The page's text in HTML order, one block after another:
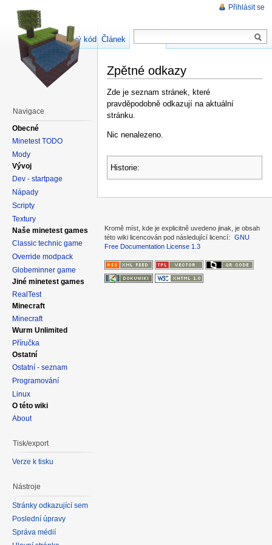
Zpětné odkazy
Zde je seznam stránek, které
pravděpodobně odkazují na aktuální
stránku.
Nic nenalezeno.
Historie:
Přihlásit se
Článek
Zdrojový kód stránky
Navigace
Obecné
Minetest TODO
Mody
Vývoj
Dev - startpage
Nápady
Scripty
Textury
Naše minetest games
Classic technic game
Override modpack
Globeminner game
Jiné minetest games
RealTest
Minecraft
Minecraft
Wurm Unlimited
Příručka
Ostatní
Ostatní - seznam
Programování
Linux
O této wiki
About
Tisk/export
Verze k tisku
Nástroje
Stránky odkazující sem
Poslední úpravy
Správa médií
Kromě míst, kde je explicitně uvedeno jinak, je obsah
této wiki licencován pod následující licencí:
GNU
Free Documentation License 1.3